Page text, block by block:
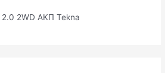
2WD АКП Tekna